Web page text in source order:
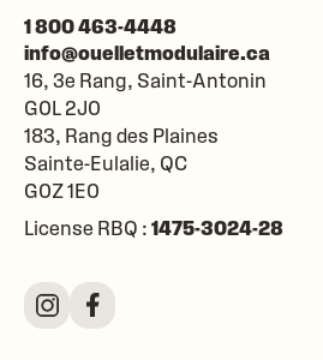
1 800 463-4448
info@ouelletmodulaire.ca
16, 3e Rang, Saint-Antonin
G0L 2J0
183, Rang des Plaines
Sainte-Eulalie QC
G0Z 1E0
License RBQ : 1475-3024-28